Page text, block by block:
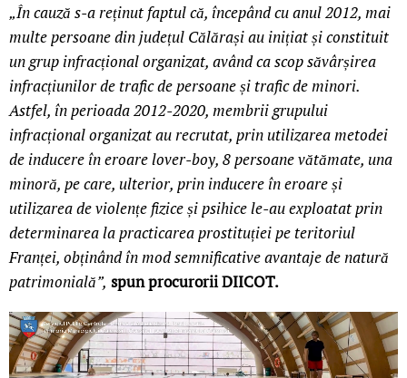
„În cauză s-a reținut faptul că, începând cu anul 2012, mai
multe persoane din județul Călărași au inițiat și constituit
un grup infracțional organizat, având ca scop săvârșirea
infracțiunilor de trafic de persoane și trafic de minori.
Astfel, în perioada 2012-2020, membrii grupului
infracțional organizat au recrutat, prin utilizarea metodei
de inducere în eroare lover-boy, 8 persoane vătămate, una
minoră, pe care, ulterior, prin inducere în eroare și
utilizarea de violențe fizice și psihice le-au exploatat prin
determinarea la practicarea prostituției pe teritoriul
Franței, obținând în mod semnificative avantaje de natură
patrimonială”, spun procuroriiDIICOT.